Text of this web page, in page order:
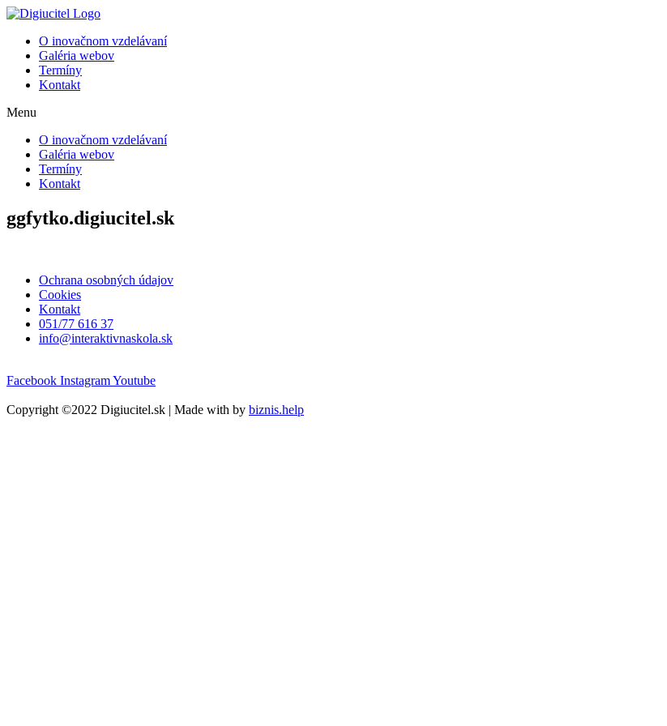
Preskočiť
obsah
O inovačnom vzdelávaní
Galéria webov
Termíny
Kontakt
Menu
O inovačnom vzdelávaní
Galéria webov
Termíny
Kontakt
ggfytko.digiucitel.sk
Ochrana osobných údajov
Cookies
Kontakt
051/77 616 37
info@interaktivnaskola.sk
Facebook InstagramYoutube
Copyright ©2022 Digiucitel.sk | Made with by biznis.help